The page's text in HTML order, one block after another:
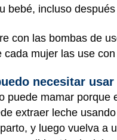
bebé, incluso
con las bombas de
cada mujer las use
necesitar
puede mamar porque
extraer leche
y luego vuelva a